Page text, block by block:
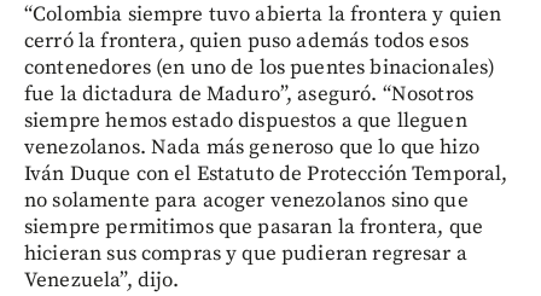
“Colombia siempre tuvo abierta la frontera y quien
cerró la frontera, quien puso además todos esos
contenedores (en uno de los puentes binacionales)
fue la dictadura de Maduro”, aseguró. “Nosotros
siempre hemos estado dispuestos a que lleguen
venezolanos. Nada más generoso que lo que hizo
Iván Duque con el Estatuto de Protección Temporal,
no solamente para acoger venezolanos sino que
siempre permitimos que pasaran la frontera, que
hicieran sus compras y que pudieran regresar a
Venezuela”, dijo.